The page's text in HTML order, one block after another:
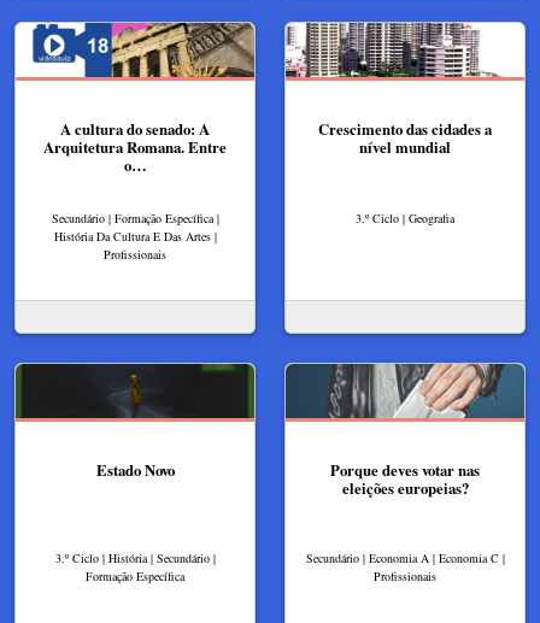
A cultura do senado: A
Arquitetura Romana. Entre
o…
Secundário | Formação Específica |
História Da Cultura E Das Artes |
Profissionais
Crescimento das cidades a
nível mundial
3.º Ciclo | Geografia
Estado Novo
3.º Ciclo | História | Secundário |
Formação Específica
Porque deves votar nas
eleições europeias?
Secundário | Economia A | Economia C |
Profissionais